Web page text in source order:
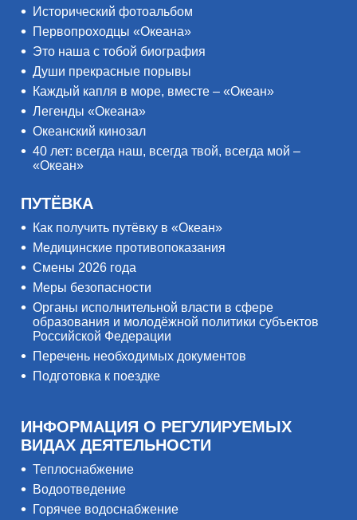
Исторический фотоальбом
Первопроходцы «Океана»
Это наша с тобой биография
Души прекрасные порывы
Каждый капля в море, вместе – «Океан»
Легенды «Океана»
Океанский кинозал
40 лет: всегда наш, всегда твой, всегда мой –
«Океан»
ПУТЁВКА
Как получить путёвку в «Океан»
Медицинские противопоказания
Смены 2026 года
Меры безопасности
Органы исполнительной власти в сфере
образования и молодёжной политики субъектов
Российской Федерации
Перечень необходимых документов
Подготовка к поездке
ИНФОРМАЦИЯ О РЕГУЛИРУЕМЫХ
ВИДАХ ДЕЯТЕЛЬНОСТИ
Теплоснабжение
Водоотведение
Горячее водоснабжение